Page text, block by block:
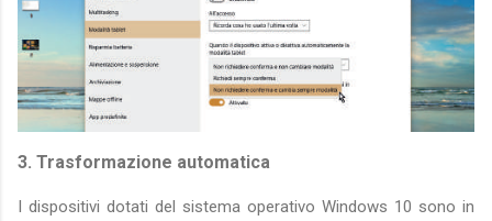
3. Trasformazione automatica
I dispositivi dotati del sistema operativo Windows 10 sono in